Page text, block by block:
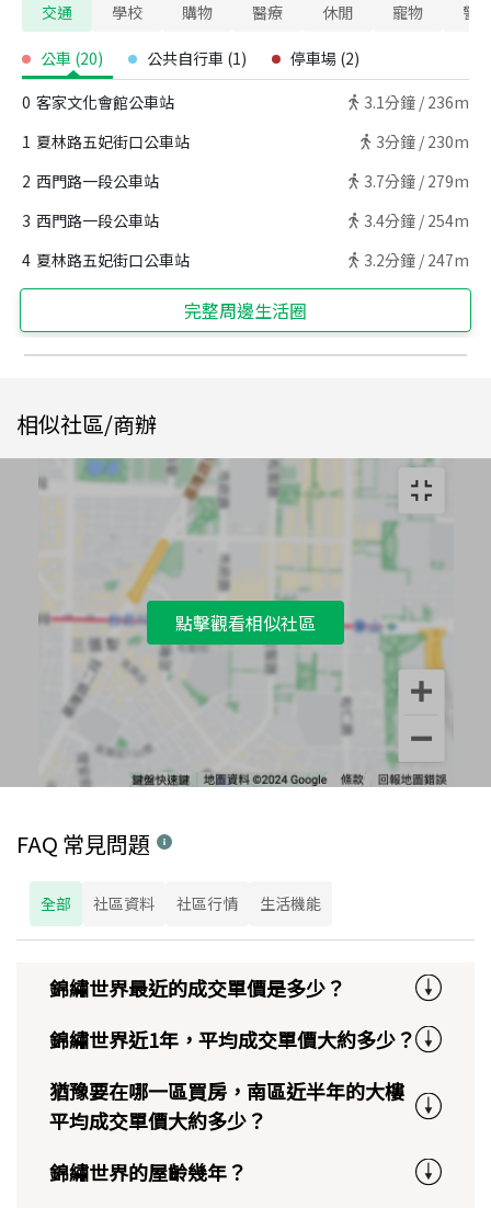
交通 學校 購物 醫療 休閒 寵物 警
公車 (20) 公共自行車 (1) 停車場 (2)
0 客家文化會館公車站 3.1分鐘 / 236m
1 夏林路五妃街口公車站 3分鐘 / 230m
2 西門路一段公車站 3.7分鐘 / 279m
3 西門路一段公車站 3.4分鐘 / 254m
4 夏林路五妃街口公車站 3.2分鐘 / 247m
完整周邊生活圈
相似社區/商辦
點擊觀看相似社區
FAQ 常見問題
全部 社區資料 社區行情 生活機能
錦繡世界最近的成交單價是多少？
錦繡世界近1年，平均成交單價大約多少？
猶豫要在哪一區買房，南區近半年的大樓
平均成交單價大約多少？
錦繡世界的屋齡幾年？